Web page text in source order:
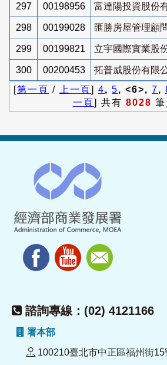
297 00198956 富達陽投資股份
298 00199028 匯勝房屋管理顧
299 00199821 立宇國際實業股
300 00200453
拓普威股份有限
[第一頁 / 上一頁] 4, 5, <6>, 7,
一頁] 共有 8028
諮詢專線：(02) 4121166
署本部
100210臺北市中正區福州街15